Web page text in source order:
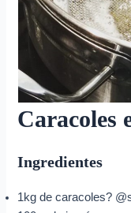
Caracoles
Ingredientes
1kg de caracoles?